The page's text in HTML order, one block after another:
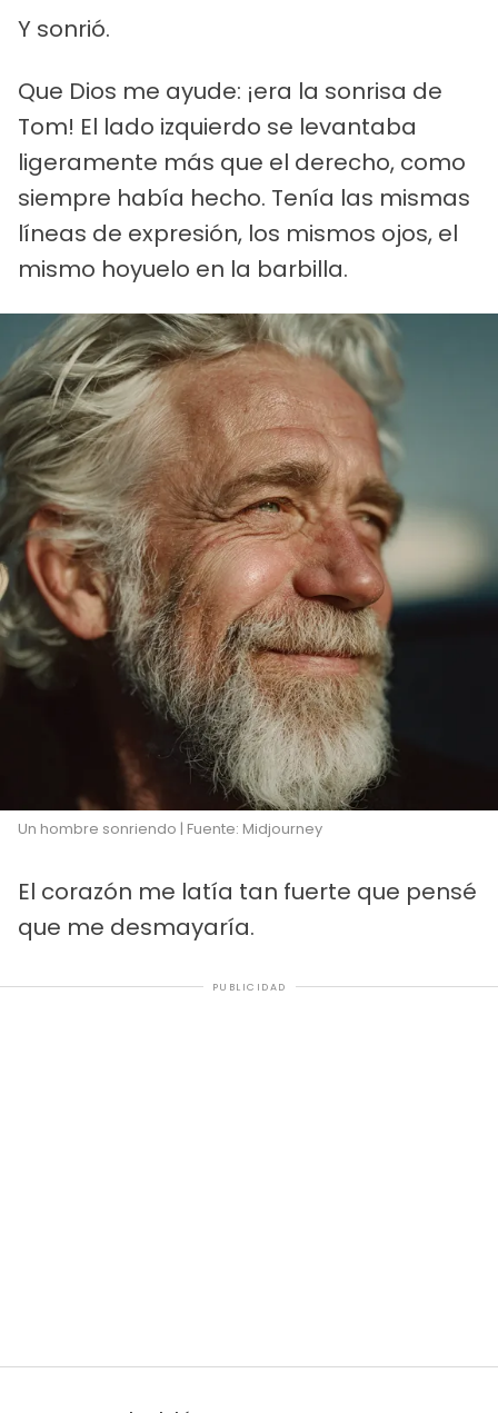
Y sonrió.
Que Dios me ayude: ¡era la sonrisa de
Tom! El lado izquierdo se levantaba
ligeramente más que el derecho, como
siempre había hecho. Tenía las mismas
líneas de expresión, los mismos ojos, el
mismo hoyuelo en la barbilla.
Un hombre sonriendo | Fuente: Midjourney
El corazón me latía tan fuerte que pensé
que me desmayaría.
PUBLICIDAD